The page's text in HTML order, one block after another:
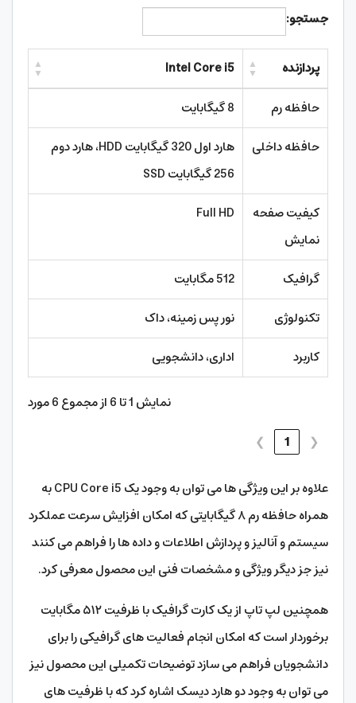
جستجو:
پردازنده
Intel Core i5
حافظه رم
8 گیگابایت
حافظه داخلی
هارد اول 320 گیگابایت HDD، هارد دوم
256 گیگابایت SSD
کیفیت صفحه
نمایش
Full HD
گرافیک
512 مگابایت
تکنولوژی
نور پس زمینه، داک
کاربرد
اداری، دانشجویی
نمایش 1 تا 6 از مجموع 6 مورد
❮
1
❯
علاوه بر این ویژگی ها می توان به وجود یک CPU Core i5 به
همراه حافظه رم ۸ گیگابایتی که امکان افزایش سرعت عملکرد
سیستم و آنالیز و پردازش اطلاعات و داده ها را فراهم می کنند
نیز جز دیگر ویژگی و مشخصات فنی این محصول معرفی کرد.
همچنین لپ تاپ از یک کارت گرافیک با ظرفیت ۵۱۲ مگابایت
برخوردار است که امکان انجام فعالیت های گرافیکی را برای
دانشجویان فراهم می سازد توضیحات تکمیلی این محصول نیز
می توان به وجود دو هارد دیسک اشاره کرد که با ظرفیت های